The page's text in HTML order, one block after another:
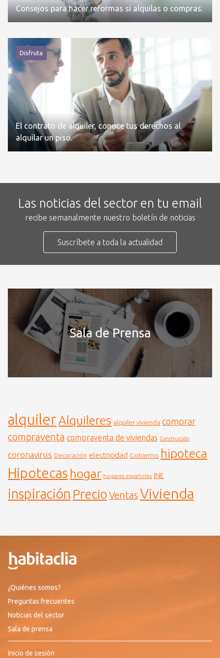
Consejos para hacer reformas si alquilas o compras.
Disfruta
El contrato de alquiler, conoce tus derechos al
alquilar un piso.
Las noticias del sector en tu email
recibe semanalmente nuestro boletín de noticias
Suscríbete a toda la actualidad
Sala de Prensa
alquiler Alquileres alquiler vivienda comprar
compraventa compraventa de viviendas Construcción
coronavirus Decoración electricidad Gobierno hipoteca
Hipotecas hogar hogares españoles INE
inspiración Precio Ventas Vivienda
¿Quiénes somos?
Preguntas frecuentes
Noticias del sector
Sala de prensa
Inicio de sesión